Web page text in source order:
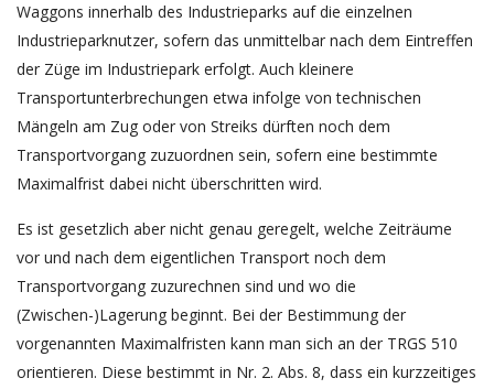
Waggons innerhalb des Industrieparks auf die einzelnen
Industrieparknutzer, sofern das unmittelbar nach dem Eintreffen
der Züge im Industriepark erfolgt. Auch kleinere
Transportunterbrechungen etwa infolge von technischen
Mängeln am Zug oder von Streiks dürften noch dem
Transportvorgang zuzuordnen sein, sofern eine bestimmte
Maximalfrist dabei nicht überschritten wird.
Es ist gesetzlich aber nicht genau geregelt, welche Zeiträume
vor und nach dem eigentlichen Transport noch dem
Transportvorgang zuzurechnen sind und wo die
(Zwischen-)Lagerung beginnt. Bei der Bestimmung der
vorgenannten Maximalfristen kann man sich an der TRGS 510
orientieren. Diese bestimmt in Nr. 2. Abs. 8, dass ein kurzzeitiges